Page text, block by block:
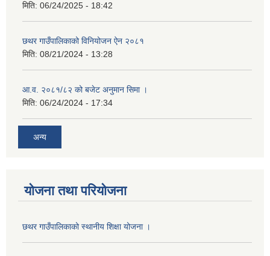
मिति: 06/24/2025 - 18:42
छथर गाउँपालिकाको विनियोजन ऐन २०८१
मिति: 08/21/2024 - 13:28
आ.व. २०८१/८२ को बजेट अनुमान सिमा ।
मिति: 06/24/2024 - 17:34
अन्य
योजना तथा परियोजना
छथर गाउँपालिकाको स्थानीय शिक्षा योजना ।